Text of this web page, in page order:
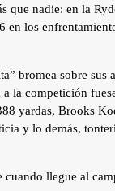
que nadie: en la
en los
bromea sobre
la competición
yardas, Brooks
y lo demás,
llegue al